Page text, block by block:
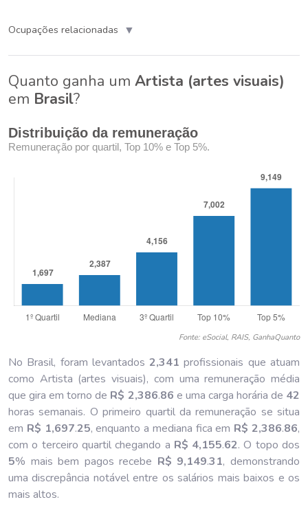
Ocupações relacionadas ▼
Quanto ganha um Artista (artes visuais)
em Brasil?
Distribuição da remuneração
Remuneração por quartil, Top 10% e Top 5%.
Fonte: eSocial, RAIS, GanhaQuanto
No Brasil, foram levantados2,341 profissionais que atuam
como Artista (artes visuais), com uma remuneração média
que gira em torno de R$ 2,386.86 e uma carga horária de 42
horas semanais. O primeiro quartil da remuneração se situa
em R$ 1,697.25, enquanto a mediana fica em R$ 2,386.86,
com o terceiro quartil chegando a R$ 4,155.62. O topo dos
5% mais bem pagos recebe R$ 9,149.31, demonstrando
uma discrepância notável entre os salários mais baixos e os
mais altos.